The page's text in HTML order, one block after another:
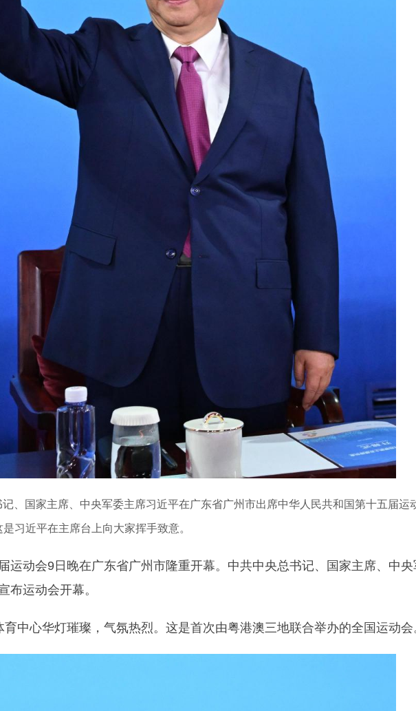
、国家主席、中央军委主席习近平在广东省广州市出席中华人民共和国第十五届运
习近平在主席台上向大家挥手致意。
运动会9日晚在广东省广州市隆重开幕。中共中央总书记、国家主席、中央
布运动会开幕。
育中心华灯璀璨，气氛热烈。这是首次由粤港澳三地联合举办的全国运动会